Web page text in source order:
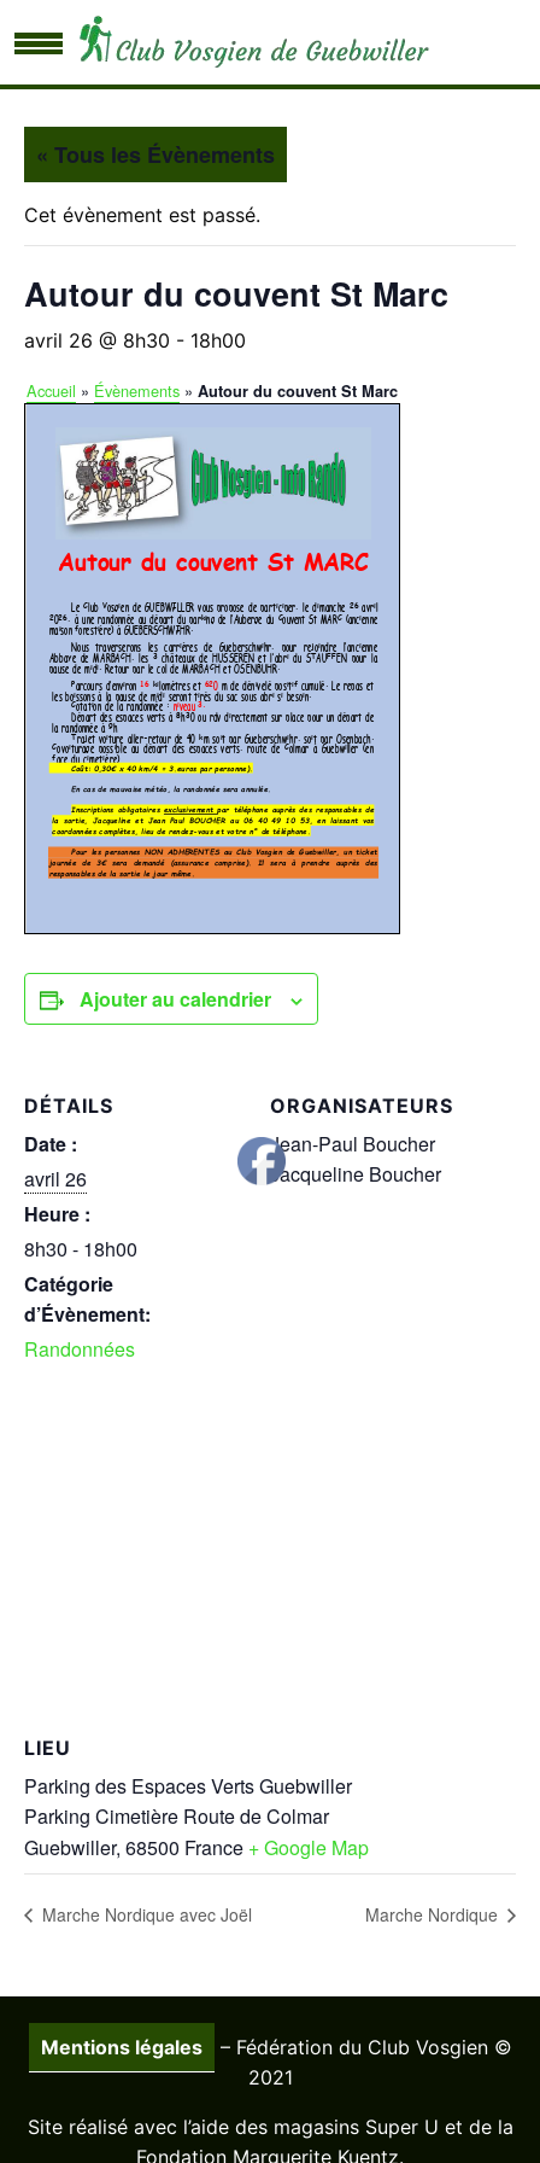
« Tous les Évènements
Cet évènement est passé.
Autour du couvent St Marc
avril 26 @ 8h30 - 18h00
Accueil » Évènements » Autour du couvent St Marc
Ajouter au calendrier
DÉTAILS
Date :
avril 26
Heure :
8h30 - 18h00
Catégorie
d’Évènement:
Randonnées
ORGANISATEURS
Jean-Paul Boucher
Jacqueline Boucher
LIEU
Parking des Espaces Verts Guebwiller
Parking Cimetière Route de Colmar
Guebwiller, 68500 France + Google Map
Marche Nordique avec Joël Marche Nordique
Mentions légales
– Fédération du Club Vosgien ©
2021
Site réalisé avec l’aide des magasins Super U et de la
Fondation Marguerite Kuentz.